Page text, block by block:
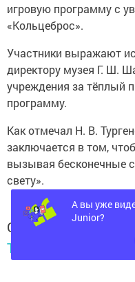
игровую программу с
«Кольцеброс».
Участники выражают
директору музея Г. Ш.
учреждения за тёплый
программу.
Как отмечал Н. В.
заключается в том,
вызывая бесконечные
свету».
Следите за самым
Telegram-канале
А вы уже
Junior?